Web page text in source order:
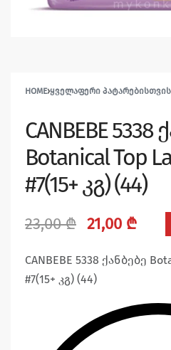
HOME›ᲧᲕᲔᲚᲐᲤᲔᲠᲘ ᲞᲐᲢᲐᲠᲔᲑᲘᲡᲗᲕᲘᲡ
CANBEBE 5338
Botanical Top
#7(15+ კგ) (44)
23,00₾ 21,00 ₾
CANBEBE 5338 ქანბებე
#7(15+ კგ) (44)